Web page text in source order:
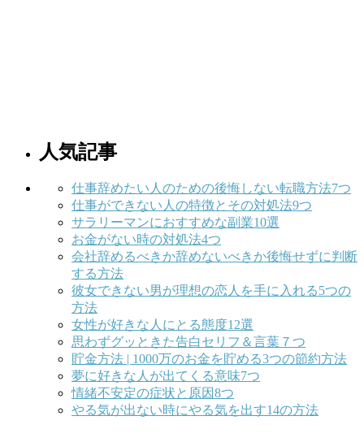
人気記事
仕事辞めたい人のための後悔しない転職方法7つ
仕事ができない人の特徴とその対処法9つ
サラリーマンにおすすめな副業10選
お金がない時の対処法4つ
会社辞めるべきか辞めないべきか後悔せずに判断
する方法
彼女できない男が理想の恋人を手に入れる5つの
方法
女性が好きな人にとる態度12選
思わずグッときた告白セリフ＆言葉７つ
貯金方法 | 1000万のお金を貯める3つの節約方法
夢に好きな人が出てくる意味7つ
情緒不安定の症状と原因8つ
やる気が出ない時にやる気を出す14の方法